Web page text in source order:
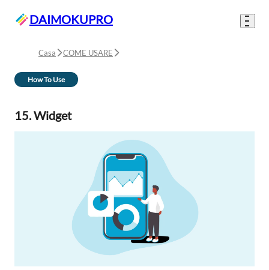
DAIMOKUPRO
Casa COME USARE
How To Use
15. Widget